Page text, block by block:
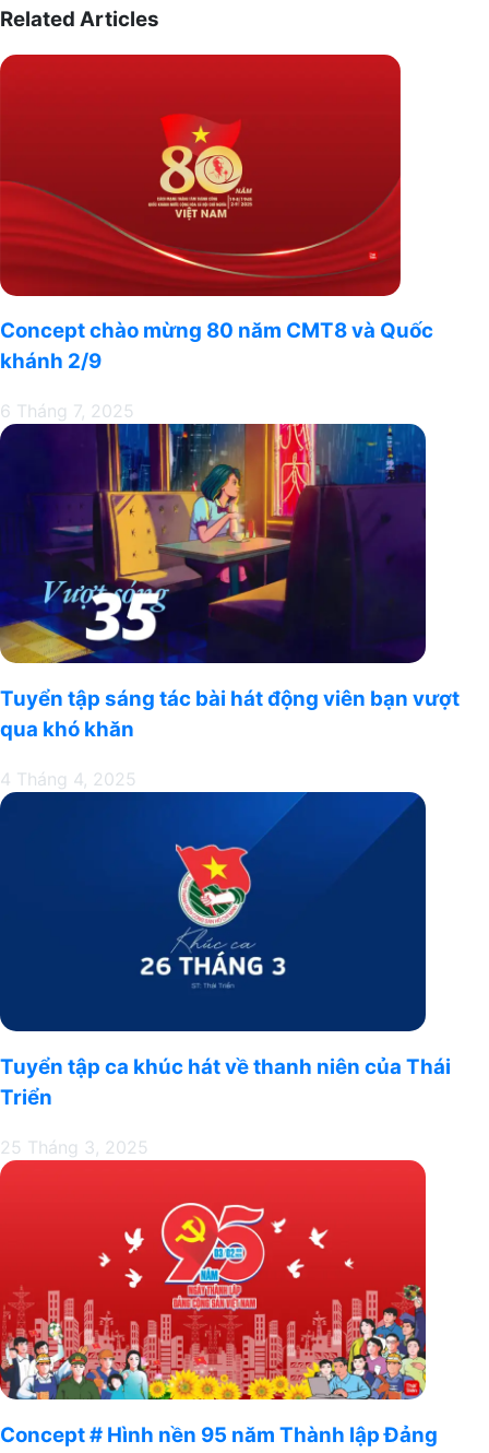
Rhoncus
Pellentesque
học
(Update)
Related Articles
Concept chào mừng 80 năm CMT8 và Quốc
khánh 2/9
6 Tháng 7, 2025
Tuyển tập sáng tác bài hát động viên bạn vượt
qua khó khăn
4 Tháng 4, 2025
Tuyển tập ca khúc hát về thanh niên của Thái
Triển
25 Tháng 3, 2025
Concept # Hình nền 95 năm Thành lập Đảng